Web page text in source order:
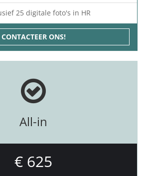
25 digitale foto's in HR
CONTACTEER ONS!
All-in
€ 625